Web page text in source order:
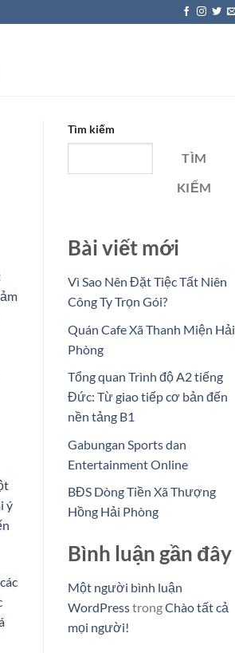
ý
Tìm kiếm
TÌM
KIẾM
Bài viết mới
Vì Sao Nên Đặt Tiệc Tất Niên
Công Ty Trọn Gói?
Quán Cafe Xã Thanh Miện Hải
Phòng
Tổng quan Trình độ A2 tiếng
Đức: Từ giao tiếp cơ bản đến
nền tảng B1
Gabungan Sports dan
Entertainment Online
BĐS Dòng Tiền Xã Thượng
Hồng Hải Phòng
Bình luận gần đây
Một người bình luận
WordPresstrongChào tất cả
mọi người!